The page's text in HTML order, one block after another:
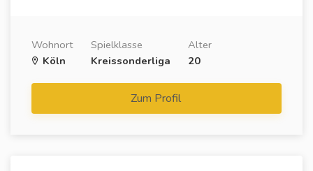
Wohnort
Köln
Spielklasse
Kreissonderliga
Alter
20
Zum Profil